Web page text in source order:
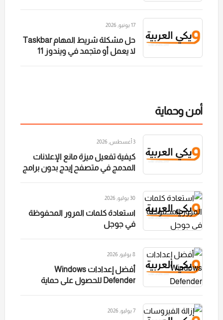
17 يونيو, 2026
حل مشكلة شريط المهام Taskbar
لا يعمل أو متجمد في ويندوز 11
أمن وحماية
3 أغسطس, 2026
كيفية تفعيل ميزة مانع الإعلانات
المدمج في متصفح إيدج بدون برامج
30 يوليو, 2026
استعادة كلمات المرور المحفوظة
في جوجل
8 يوليو, 2026
أفضل إعدادات Windows
Defender للحصول على حماية
7 يوليو, 2026